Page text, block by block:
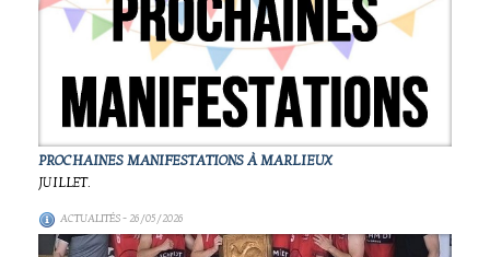
PROCHAINES MANIFESTATIONS À MARLIEUX
JUILLET.
ACTUALITÉS- 26/05/2026